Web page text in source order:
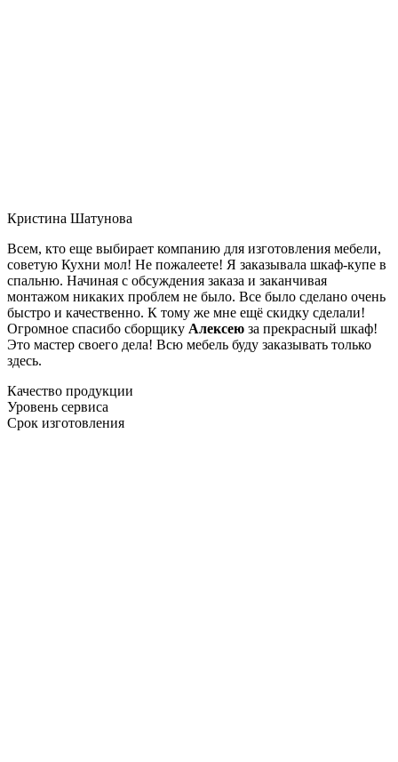
Кристина Шатунова
Всем, кто еще выбирает компанию для изготовления мебели,
советую Кухни мол! Не пожалеете! Я заказывала шкаф-купе в
спальню. Начиная с обсуждения заказа и заканчивая
монтажом никаких проблем не было. Все было сделано очень
быстро и качественно. К тому же мне ещё скидку сделали!
Огромное спасибо сборщику Алексею за прекрасный шкаф!
Это мастер своего дела! Всю мебель буду заказывать только
здесь.
Качество продукции
Уровень сервиса
Срок изготовления